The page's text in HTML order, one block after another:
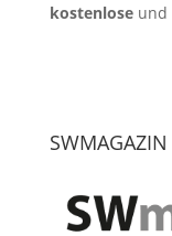
kostenloseund
SWMAGAZIN